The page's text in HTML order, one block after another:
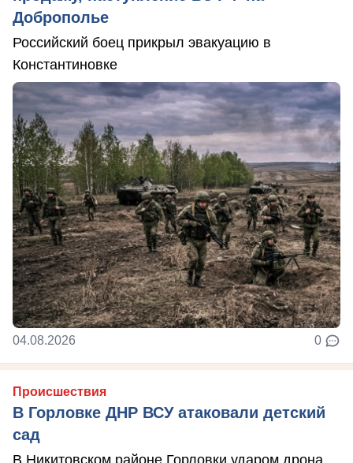
Доброполье
Российский боец прикрыл эвакуацию в
Константиновке
04.08.2026 0
Происшествия
В Горловке ДНР ВСУ атаковали детский
сад
В Никитовском районе Горловки ударом дрона